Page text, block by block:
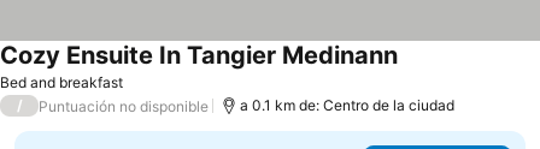
Bed and breakfast
Cozy Ensuite In Tangier MedinannVer precios
/ Puntuación no disponible a 0.1 km de: Centro de la ciudad